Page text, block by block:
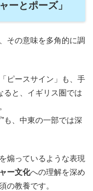
ーとポーズ」
その意味を多角的に調
ピースサイン」も、手
ると、イギリス圏では
も、中東の一部では深
煽っているような表現
ー文化への理解を深め
の教養です。